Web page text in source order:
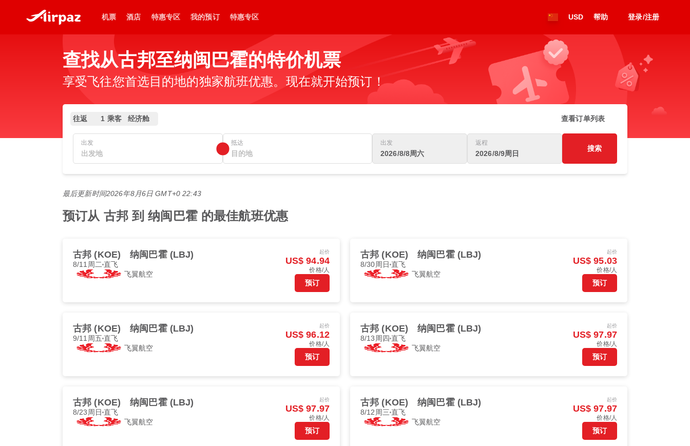
机票 酒店 特惠专区 我的预订 特惠专区 USD 帮助 登录/注册
查找从古邦至纳闽巴霍的特价机票
享受飞往您首选目的地的独家航班优惠。现在就开始预订！
往返 1 乘客 经济舱 查看订单列表
出发 抵达 出发
2026/8/8周六
返程
2026/8/9周日
搜索
最后更新时间2026年8月6日 GMT+0 22:43
预订从 古邦 到 纳闽巴霍 的最佳航班优惠
古邦 (KOE) 纳闽巴霍 (LBJ)
8/11周二 直飞
飞翼航空
起价
US$ 94.94
价格/人
预订
古邦 (KOE) 纳闽巴霍 (LBJ)
8/30周日 直飞
飞翼航空
起价
US$ 95.03
价格/人
预订
古邦 (KOE) 纳闽巴霍 (LBJ)
9/11周五 直飞
飞翼航空
起价
US$ 96.12
价格/人
预订
古邦 (KOE) 纳闽巴霍 (LBJ)
8/13周四 直飞
飞翼航空
起价
US$ 97.97
价格/人
预订
古邦 (KOE) 纳闽巴霍 (LBJ)
8/23周日 直飞
飞翼航空
起价
US$ 97.97
价格/人
预订
古邦 (KOE) 纳闽巴霍 (LBJ)
8/12周三 直飞
飞翼航空
起价
US$ 97.97
价格/人
预订